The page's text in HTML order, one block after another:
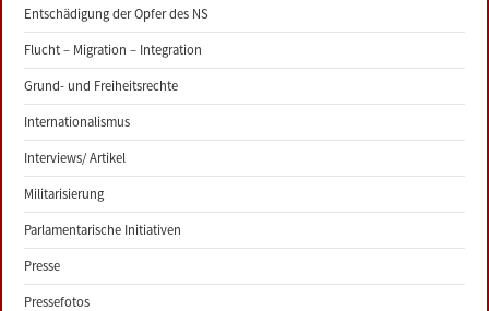
Entschädigung der Opfer des NS
Flucht – Migration – Integration
Grund- und Freiheitsrechte
Internationalismus
Interviews/ Artikel
Militarisierung
Parlamentarische Initiativen
Presse
Pressefotos